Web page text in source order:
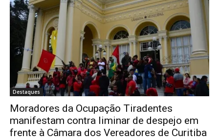
Destaques
Moradores da Ocupação Tiradentes
manifestam contra liminar de despejo em
frente à Câmara dos Vereadores de Curitiba